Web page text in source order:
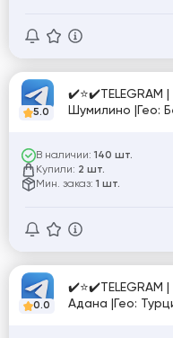
5.0
✔️⭐✔️TELEGRAM
Шумилино |Гео:
В наличии: 140 шт.
Купили: 2 шт.
Мин. заказ: 1 шт.
0.0
✔️⭐✔️TELEGRAM
Адана |Гео: